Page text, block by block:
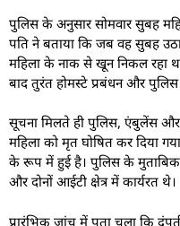
पुलिस के अनुसार सोमवार सुबह
पति ने बताया कि जब वह सुबह
महिला के नाक से खून निकल रहा
बाद तुरंत होमस्टे प्रबंधन और
सूचना मिलते ही पुलिस, एंबुलेंस
महिला को मृत घोषित कर दिया
के रूप में हुई है। पुलिस के
और दोनों आईटी क्षेत्र में कार्यरत थे।
प्रारंभिक जांच में पता चला कि